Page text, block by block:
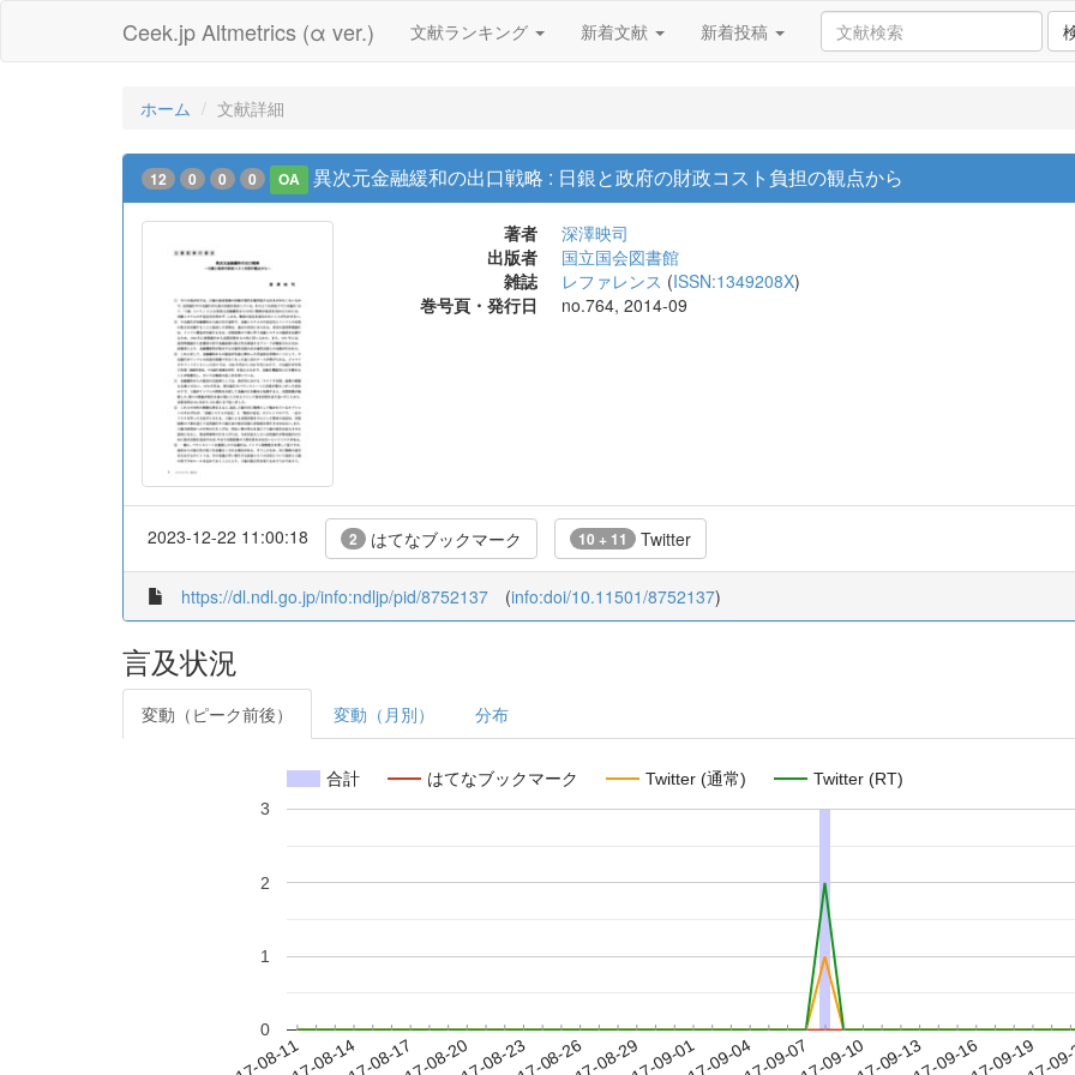
Ceek.jp Altmetrics (α ver.) 文献ランキング 新着文献 新着投稿
ホーム 文献詳細
12 0 0 0 OA 異次元金融緩和の出口戦略 : 日銀と政府の財政コスト負担の観点から
著者
深澤映司
出版者
国立国会図書館
雑誌
レファレンス (ISSN:1349208X)
巻号頁・発行日
no.764, 2014-09
2023-12-22 11:00:18 2 はてなブックマーク 10 + 11 Twitter
https://dl.ndl.go.jp/info:ndljp/pid/8752137 (info:doi/10.11501/8752137)
言及状況
変動（ピーク前後） 変動（月別） 分布
合計 はてなブックマーク Twitter (通常) Twitter (RT)
0
1
2
3